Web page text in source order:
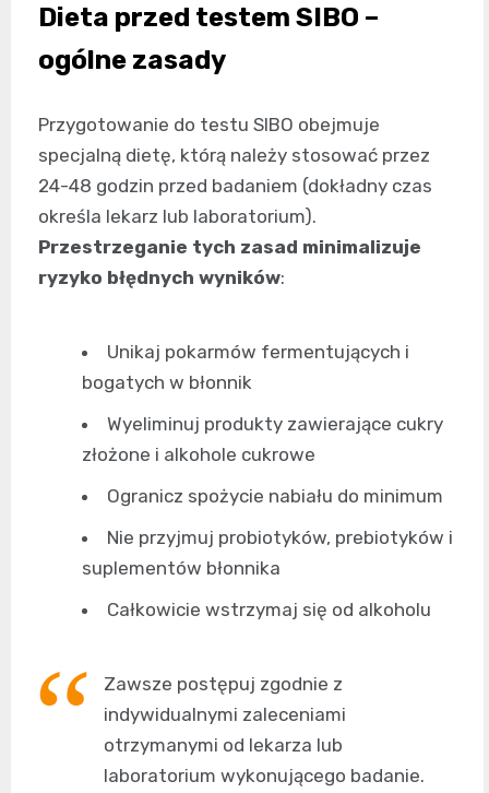
Dieta przed testem SIBO –
ogólne zasady
Przygotowanie do testu SIBO obejmuje
specjalną dietę, którą należy stosować przez
24-48 godzin przed badaniem (dokładny czas
określa lekarz lub laboratorium).
Przestrzeganie tych zasad minimalizuje
ryzyko błędnych wyników:
Unikaj pokarmów fermentujących i
bogatych w błonnik
Wyeliminuj produkty zawierające cukry
złożone i alkohole cukrowe
Ogranicz spożycie nabiału do minimum
Nie przyjmuj probiotyków, prebiotyków i
suplementów błonnika
Całkowicie wstrzymaj się od alkoholu
Zawsze postępuj zgodnie z
indywidualnymi zaleceniami
otrzymanymi od lekarza lub
laboratorium wykonującego badanie.